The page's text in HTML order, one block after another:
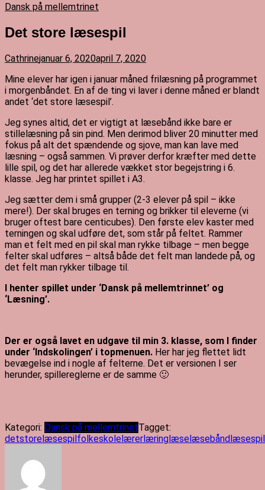
Dansk på mellemtrinet
Det store læsespil
Cathrinejanuar 6, 2020april 7, 2020
Mine elever har igen i januar måned frilæsning på programmet
i morgenbåndet. En af de ting vi laver i denne måned er blandt
andet ‘det store læsespil’.
Jeg synes altid, det er vigtigt at læsebånd ikke bare er
stillelæsning på sin pind. Men derimod bliver 20 minutter med
fokus på alt det spændende og sjove, man kan lave med
læsning – også sammen. Vi prøver derfor kræfter med dette
lille spil, og det har allerede vækket stor begejstring i 6.
klasse. Jeg har printet spillet i A3.
Jeg sætter dem i små grupper (2-3 elever på spil – ikke
mere!). Der skal bruges en terning og brikker til eleverne (vi
bruger oftest bare centicubes). Den første elev kaster med
terningen og skal udføre det, som står på feltet. Rammer
man et felt med en pil skal man rykke tilbage – men begge
felter skal udføres – altså både det felt man landede på, og
det felt man rykker tilbage til.
I henter spillet under ‘Dansk på mellemtrinnet’ og
‘Læsning’.
Der er også lavet en udgave til min 3. klasse, som I finder
under ‘Indskolingen’ i topmenuen. Her har jeg flettet lidt
bevægelse ind i nogle af felterne. Det er versionen I ser
herunder, spillereglerne er de samme 🙂
Kategori: Dansk på mellemtrinetTagget:
detstorelæsespilfolkeskolelærerlæringlæselæsebåndlæsespil